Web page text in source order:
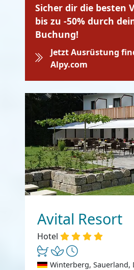
Sicher dir die besten
bis zu -50% durch
Buchung!
Jetzt Ausrüstung
Alpy.com
Avital Resort
Hotel
Winterberg, Sauerland,